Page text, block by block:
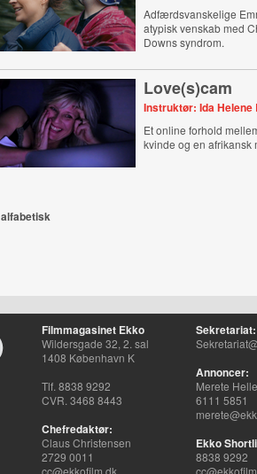
Adfærdsvanskelige
atypisk venskab med
Downs syndrom.
Love(s)cam
Instruktør: Ida Helene
Et online forhold
kvinde og en afrikansk
alfabetisk
Filmmagasinet Ekko
Wildersgade 32, 2. sal
1408 København K
Tlf. 8838 9292
CVR. 3468 8443
Chefredaktør:
Claus Christensen
2729 0011
cc@ekkofilm.dk
Sekretariat:
Annoncer:
Merete
6111 5851
Ekko
8838 9292